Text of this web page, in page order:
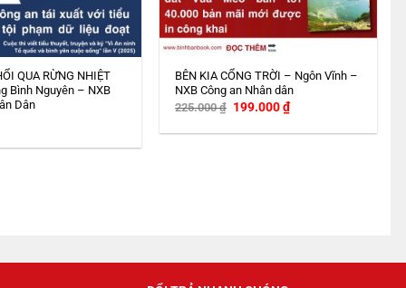
QUA RỪNG NHIỆT
Bình Nguyên – NXB
Dân
BÊN KIA CỔNG TRỜI – Ngôn Vĩnh –
NXB Công an Nhân dân
225.000₫ Giá
là:
199.000₫Giá
hiện
tại